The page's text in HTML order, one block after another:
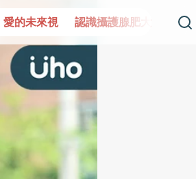
愛的未來視 認識攝護腺肥大 守